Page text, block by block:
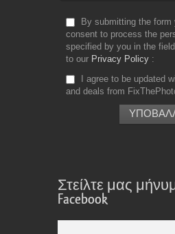
By submitting the
consent to process the
specified by you in the
to our Privacy Policy
I agree to be updated
and deals from
Στείλτε μας
Facebook